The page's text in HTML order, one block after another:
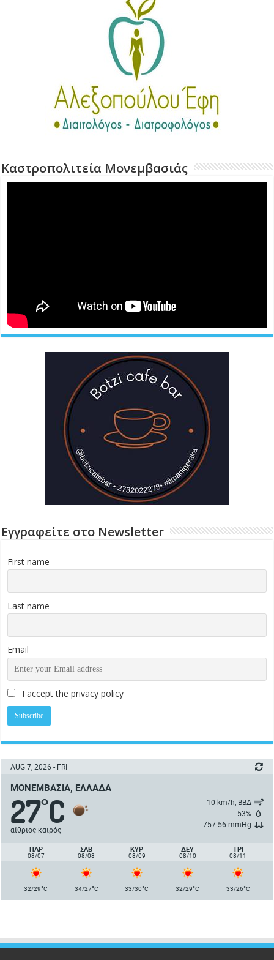
Καστροπολιτεία Μονεμβασιάς
Εγγραφείτε στο Newsletter
First name
Last name
Email
I accept the privacy policy
AUG 7, 2026 - FRI
ΜΟΝΕΜΒΑΣΙΆ, ΕΛΛΆΔΑ
27°C
αίθριος καιρός
10 km/h, ΒΒΔ
53%
757.56 mmHg
ΠΑΡ
08/07
ΣΑΒ
08/08
ΚΥΡ
08/09
ΔΕΥ
08/10
ΤΡΙ
08/11
32/29°C 34/27°C 33/30°C 32/29°C 33/26°C